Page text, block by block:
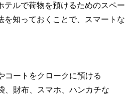
テルで荷物を預けるためのスペー
を知っておくことで、スマートな
コートをクロークに預ける
、財布、スマホ、ハンカチな